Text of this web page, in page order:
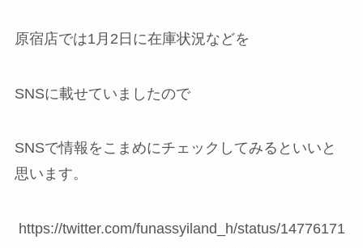
原宿店では1月2日に在庫状況などを
SNSに載せていましたので
SNSで情報をこまめにチェックしてみるといいと
思います。
https://twitter.com/funassyiland_h/status/14776171